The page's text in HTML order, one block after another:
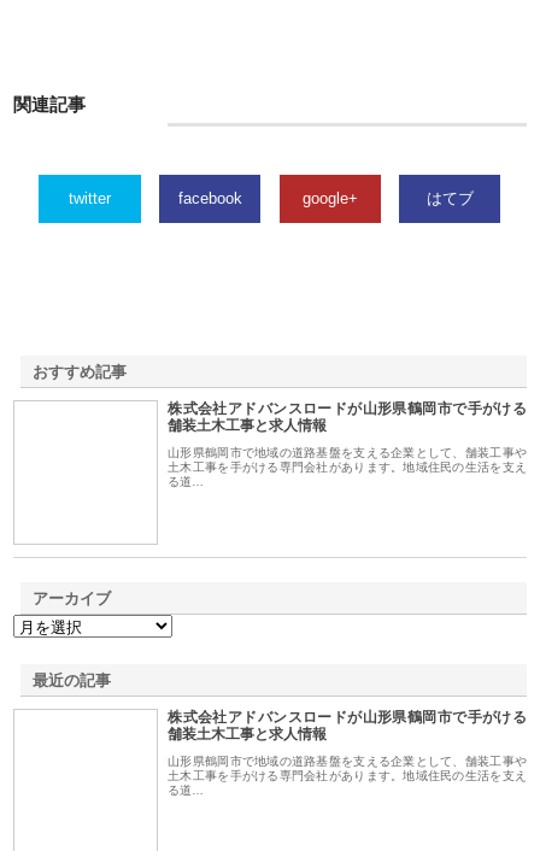
関連記事
twitter facebook google+ はてブ
おすすめ記事
株式会社アドバンスロードが山形県鶴岡市で手がける
舗装土木工事と求人情報
山形県鶴岡市で地域の道路基盤を支える企業として、舗装工事や
土木工事を手がける専門会社があります。地域住民の生活を支え
る道…
アーカイブ
最近の記事
株式会社アドバンスロードが山形県鶴岡市で手がける
舗装土木工事と求人情報
山形県鶴岡市で地域の道路基盤を支える企業として、舗装工事や
土木工事を手がける専門会社があります。地域住民の生活を支え
る道…